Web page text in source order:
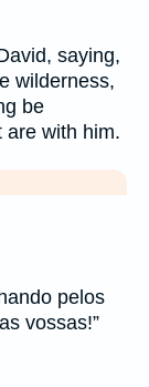
saying,
wilderness,
be
are with him.
pelos
vossas!”